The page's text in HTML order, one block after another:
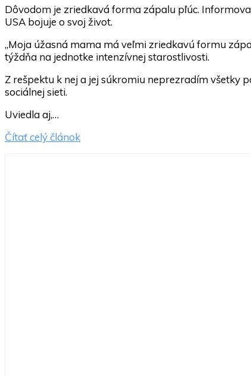
Dôvodom je zriedkavá forma zápalu pľúc.
USA bojuje o svoj život.
„Moja úžasná mama má veľmi zriedkavú formu
týždňa na jednotke intenzívnej starostlivosti.
Z rešpektu k nej a jej súkromiu neprezradím všetky
sociálnej sieti.
Uviedla aj,…
Čítať celý článok